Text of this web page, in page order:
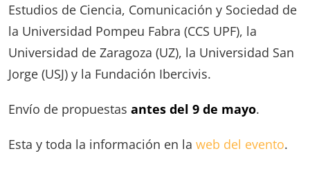
Estudios de Ciencia, Comunicación y Sociedad de
la Universidad Pompeu Fabra (CCS UPF), la
Universidad de Zaragoza (UZ), la Universidad San
Jorge (USJ) y la Fundación Ibercivis.
Envío de propuestas antes del 9 de mayo.
Esta y toda la información en la web del evento.